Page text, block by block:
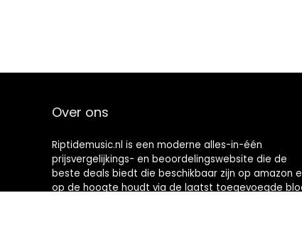
Over ons
Riptidemusic.nl is een moderne alles-in-één
prijsvergelijkings- en beoordelingswebsite die de
beste deals biedt die beschikbaar zijn op amazon
op de hoogte houdt via de laatst toegevoegde